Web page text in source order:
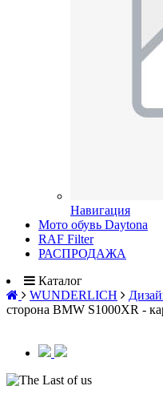
Навигация
Мото обувь Daytona
RAF Filter
РАСПРОДАЖА
Каталог
WUNDERLICH
сторона BMW S1000XR -